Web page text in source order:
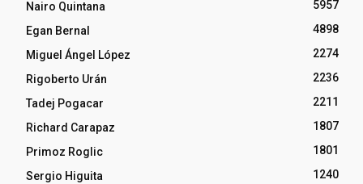
Nairo Quintana
5957
Egan Bernal
4898
Miguel Ángel López
2274
Rigoberto Urán
2236
Tadej Pogacar
2211
Richard Carapaz
1807
Primoz Roglic
1801
Sergio Higuita
1240